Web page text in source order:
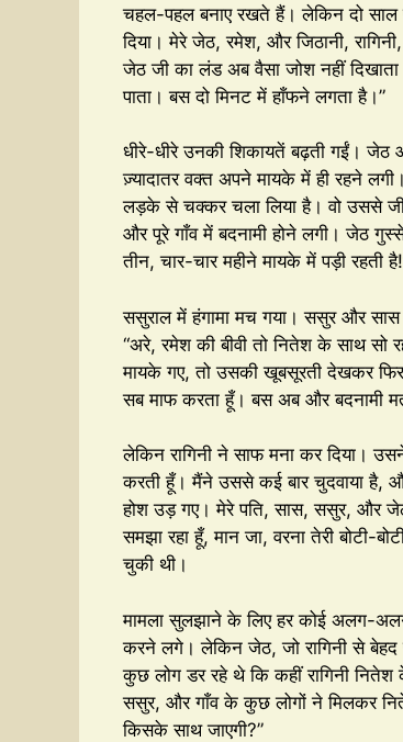
चहल-पहल बनाए रखते हैं। लेकिन दो
दिया। मेरे जेठ, रमेश, और जिठानी,
जेठ जी का लंड अब वैसा जोश नहीं
पाता। बस दो मिनट में हाँफने लगता है।”
धीरे-धीरे उनकी शिकायतें बढ़ती गईं। जेठ
ज़्यादातर वक्त अपने मायके में ही रहने
लड़के से चक्कर चला लिया है। वो उससे
और पूरे गाँव में बदनामी होने लगी। जेठ
तीन, चार-चार महीने मायके में पड़ी रहती
ससुराल में हंगामा मच गया। ससुर और
“अरे, रमेश की बीवी तो नितेश के साथ सो
मायके गए, तो उसकी खूबसूरती देखकर
सब माफ करता हूँ। बस अब और बदनामी
लेकिन रागिनी ने साफ मना कर दिया।
करती हूँ। मैंने उससे कई बार चुदवाया है,
होश उड़ गए। मेरे पति, सास, ससुर, और जेठ
समझा रहा हूँ, मान जा, वरना तेरी बोटी-
चुकी थी।
मामला सुलझाने के लिए हर कोई अलग-
करने लगे। लेकिन जेठ, जो रागिनी से
कुछ लोग डर रहे थे कि कहीं रागिनी
ससुर, और गाँव के कुछ लोगों ने मिलकर
किसके साथ जाएगी?”